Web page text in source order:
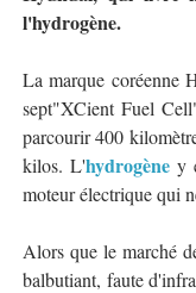
l'hydrogène.
La marque coréenne
sept"XCient Fuel
parcourir 400
kilos. L'hydrogèney
moteur électrique qui
Alors que le marché
balbutiant, faute